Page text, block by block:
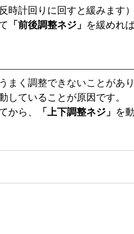
反時計回り に回すと緩みます）
「 前後調整ネジ」 を緩めれ
まく調整できないことがあり
していることが原因です。
から、 「上下調整ネジ」 を